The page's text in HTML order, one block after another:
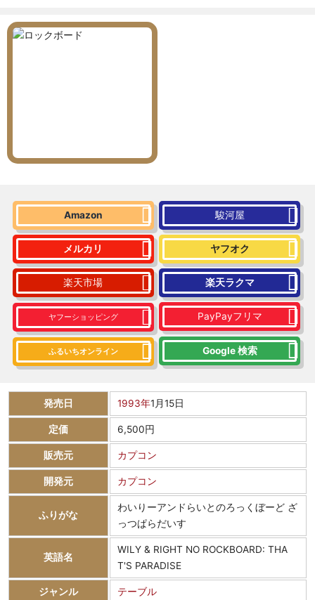
Amazon 駿河屋
メルカリ ヤフオク
楽天市場 楽天ラクマ
ヤフーショッピング PayPayフリマ
ふるいちオンライン Google 検索
発売日 1993年1月15日
定価 6,500円
販売元 カプコン
開発元 カプコン
ふりがな
わいりーアンドらいとのろっくぼーど ざ
っつぱらだいす
英語名
WILY & RIGHT NO ROCKBOARD: THA
T'S PARADISE
ジャンル テーブル